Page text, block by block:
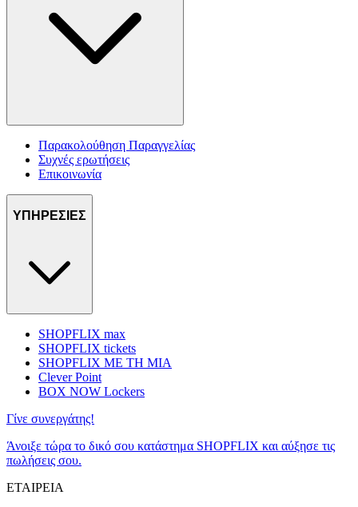
Παρακολούθηση Παραγγελίας
Συχνές ερωτήσεις
Επικοινωνία
ΥΠΗΡΕΣΙΕΣ
SHOPFLIX max
SHOPFLIX tickets
SHOPFLIX ΜΕ ΤΗ ΜΙΑ
Clever Point
BOX NOW Lockers
Γίνε συνεργάτης!
Άνοιξε τώρα το δικό σου κατάστημα SHOPFLIX και αύξησε τις
πωλήσεις σου.
ΕΤΑΙΡΕΙΑ